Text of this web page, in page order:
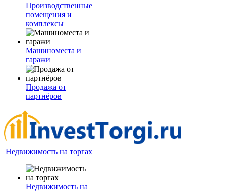
Производственные
помещения и
комплексы
Машиноместа и
гаражи
Продажа от
партнёров
Недвижимость на торгах
Недвижимость на